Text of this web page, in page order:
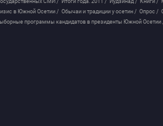
в Южной Осетии / Обычаи и традиции у осетин / Опрос /
программы кандидатов в президенты Южной Осетии